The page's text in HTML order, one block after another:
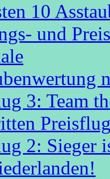
10
und
3: Team
2: Sieger